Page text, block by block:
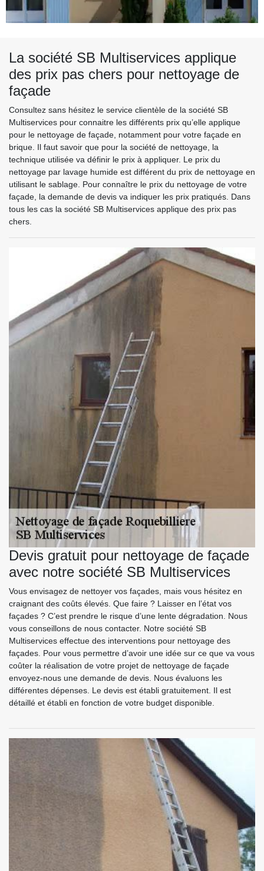
La société SB Multiservices applique
des prix pas chers pour nettoyage de
façade
Consultez sans hésitez le service clientèle de la société SB
Multiservices pour connaitre les différents prix qu’elle applique
pour le nettoyage de façade, notamment pour votre façade en
brique. Il faut savoir que pour la société de nettoyage, la
technique utilisée va définir le prix à appliquer. Le prix du
nettoyage par lavage humide est différent du prix de nettoyage en
utilisant le sablage. Pour connaître le prix du nettoyage de votre
façade, la demande de devis va indiquer les prix pratiqués. Dans
tous les cas la société SB Multiservices applique des prix pas
chers.
Devis gratuit pour nettoyage de façade
avec notre société SB Multiservices
Vous envisagez de nettoyer vos façades, mais vous hésitez en
craignant des coûts élevés. Que faire ? Laisser en l’état vos
façades ? C’est prendre le risque d’une lente dégradation. Nous
vous conseillons de nous contacter. Notre société SB
Multiservices effectue des interventions pour nettoyage des
façades. Pour vous permettre d’avoir une idée sur ce que va vous
coûter la réalisation de votre projet de nettoyage de façade
envoyez-nous une demande de devis. Nous évaluons les
différentes dépenses. Le devis est établi gratuitement. Il est
détaillé et établi en fonction de votre budget disponible.